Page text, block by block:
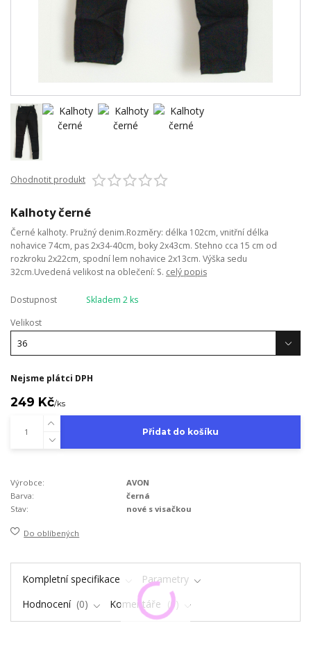
Ohodnotit produkt
Kalhoty černé
Černé kalhoty. Pružný denim.Rozměry: délka 102cm, vnitřní délka
nohavice 74cm, pas 2x34-40cm, boky 2x43cm. Stehno cca 15 cm od
rozkroku 2x22cm, spodní lem nohavice 2x13cm. Výška sedu
32cm.Uvedená velikost na oblečení: S. celý popis
Dostupnost
Skladem 2 ks
Velikost
Nejsme plátci DPH
249 Kč/ks
Přidat do košíku
Výrobce:
AVON
Barva:
černá
Stav:
nové s visačkou
Do oblíbených
Kompletní specifikace
Parametry
Hodnocení
0 Komentáře 0